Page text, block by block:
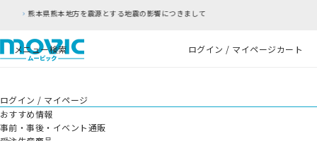
につきまして RFC違反アドレスのご利用について
メニュー検索 ログイン / マイページカート
ログイン / マイページ
おすすめ情報
事前・事後・イベント通販